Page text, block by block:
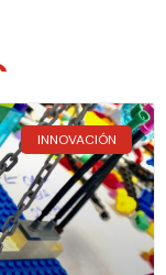
INNOVACIÓN